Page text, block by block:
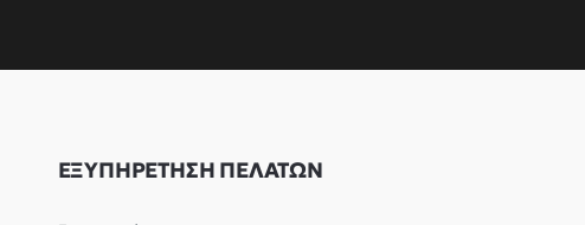
ΕΞΥΠΗΡΕΤΗΣΗ ΠΕΛΑΤΩΝ